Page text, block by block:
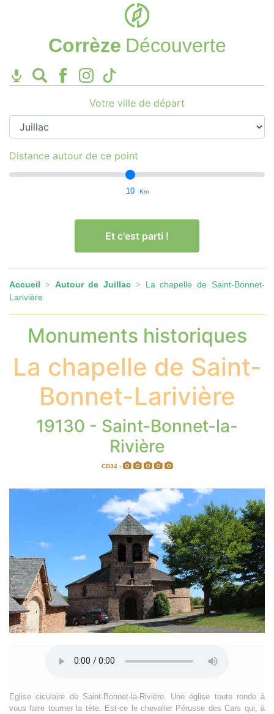
Corrèze Découverte
Votre ville de départ
Distance autour de ce point
10 Km
Et c'est parti !
Accueil > Autour de Juillac > La chapelle de Saint-Bonnet-
Larivière
Monuments historiques
La chapelle de Saint-
Bonnet-Larivière
19130 - Saint-Bonnet-la-
Rivière
CD34 -
Eglise ciculaire de Saint-Bonnet-la-Rivière. Une église toute ronde à
vous faire tourner la téte. Est-ce le chevalier Pérusse des Cars qui, à